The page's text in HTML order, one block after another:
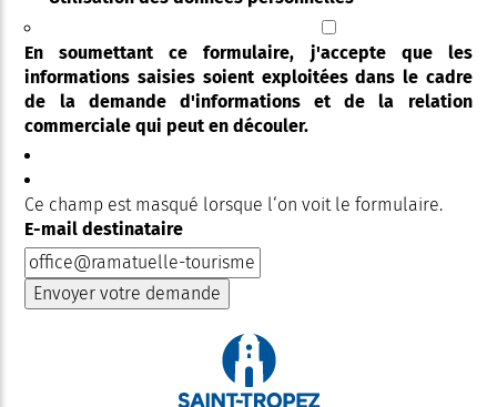
En soumettant ce formulaire, j'accepte que les
informations saisies soient exploitées dans le cadre
de la demande d'informations et de la relation
commerciale qui peut en découler.
Ce champ est masqué lorsque l‘on voit le formulaire.
E-mail destinataire